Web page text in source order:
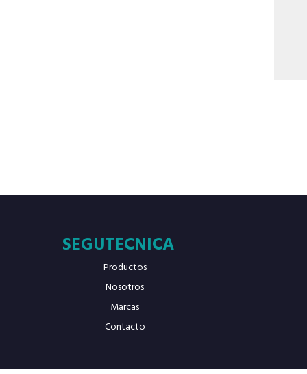
SEGUTECNICA
Productos
Nosotros
Marcas
Contacto